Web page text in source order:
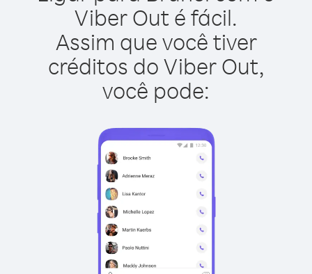
Viber Out é fácil.
Assim que você tiver
créditos do Viber Out,
você pode: